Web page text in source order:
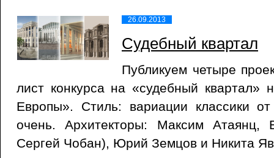
26.09.2013
Судебный квартал
Публикуем четыре
лист конкурса на «судебный квартал»
Европы». Стиль: вариации классики
очень. Архитекторы: Максим Атаянц,
Сергей Чобан), Юрий Земцов и Никита